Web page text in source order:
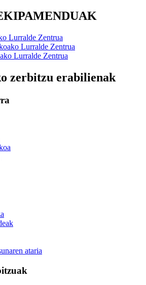
Lurralde Zentrua
Lurralde Zentrua
Lurralde Zentrua
zerbitzu erabilienak
ataria